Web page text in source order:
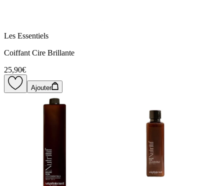
Les Essentiels
Coiffant Cire Brillante
25,90€
Ajouter